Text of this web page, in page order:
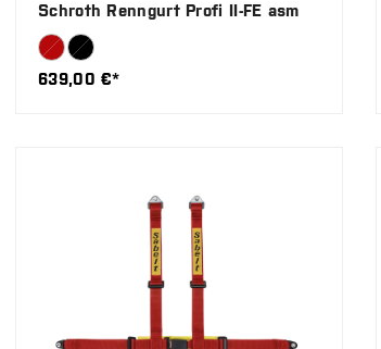
Schroth Renngurt Profi II-FE asm
639,00 €*